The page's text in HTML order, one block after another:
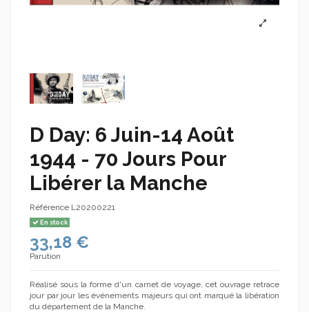
D Day: 6 Juin-14 Août
1944 - 70 Jours Pour
Libérer la Manche
Référence L20200221
En stock
33,18 €
Parution
Réalisé sous la forme d'un carnet de voyage, cet ouvrage retrace
jour par jour les événements majeurs qui ont marqué la libération
du département de la Manche.